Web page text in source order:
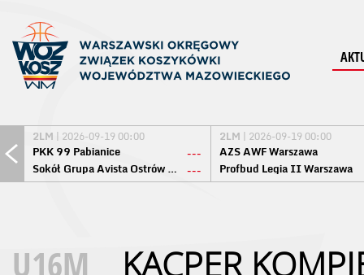
2LM | 2026-09-19 00:00
PKK 99 Pabianice
---
Sokół Grupa Avista Ostrów Maz. ---
2LM | 2026-09-19 00:00
AZS AWF Warszawa
Profbud Legia II Warszawa
U16M KACPER